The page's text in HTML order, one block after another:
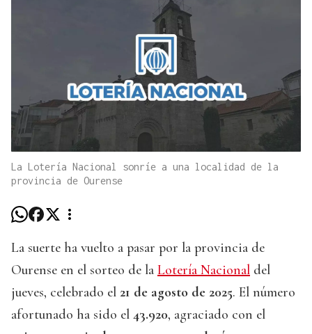
La Lotería Nacional sonríe a una localidad de la
provincia de Ourense
La suerte ha vuelto a pasar por la provincia de
Ourense en el sorteo de la Lotería Nacional del
jueves, celebrado el 21 de agosto de 2025. El número
afortunado ha sido el 43.920, agraciado con el